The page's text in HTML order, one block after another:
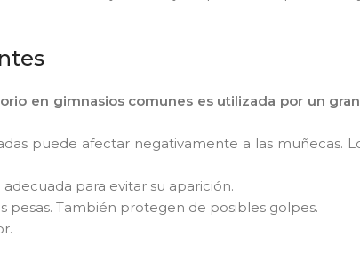
en gimnasios comunes es utilizada por un
puede afectar negativamente a las muñecas.
para evitar su aparición.
pesas. También protegen de posibles golpes.